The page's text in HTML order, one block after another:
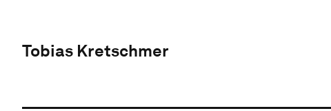
Tobias Kretschmer